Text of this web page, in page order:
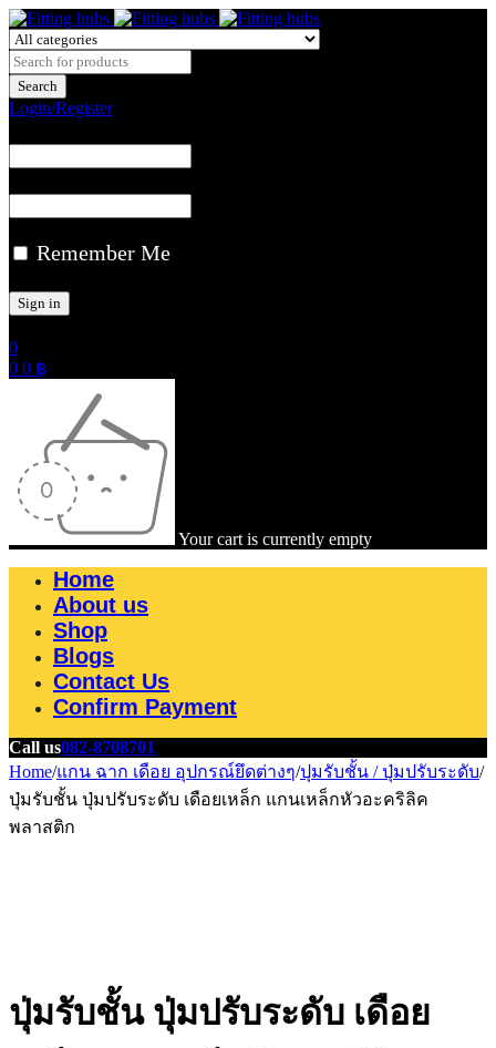
Login/Register
Remember Me
0
0 0 ฿
Your cart is currently empty
Home
About us
Shop
Blogs
Contact Us
Confirm Payment
Call us082-8708701
Home/แกน ฉาก เดือย อุปกรณ์ยึดต่างๆ/ปุมรับชั้น / ปุ่มปรับระดับ/
ปุ่มรับชั้น ปุ่มปรับระดับ เดือยเหล็ก แกนเหล็กหัวอะคริลิค
พลาสติก
ปุ่มรับชั้น ปุ่มปรับระดับ เดือย